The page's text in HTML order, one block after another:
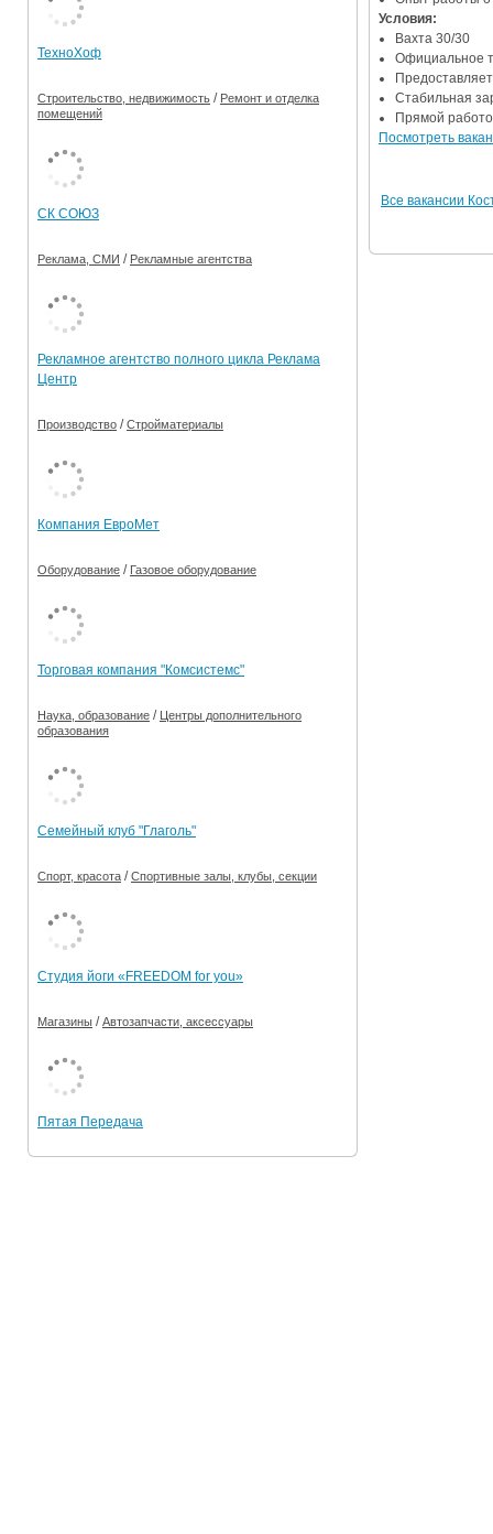
Ограничения движения транспорта на майские
Электронные транспортные карты
Условия:
Вахта 30/30
Официальное
Стабильная
Прямой
Посмотреть
Все вакансии
ТехноХоф
Строительство, недвижимость / Ремонт и отделка
помещений
СК СОЮЗ
Реклама, СМИ / Рекламные агентства
Рекламное агентство полного цикла Реклама
Центр
Производство /Стройматериалы
Компания ЕвроМет
Оборудование / Газовое оборудование
Торговая компания "Комсистемс"
Наука, образование / Центры дополнительного
образования
Семейный клуб "Глаголь"
Спорт, красота /Спортивные залы, клубы, секции
Студия йоги «FREEDOM for you»
Магазины /Автозапчасти, аксессуары
Пятая Передача